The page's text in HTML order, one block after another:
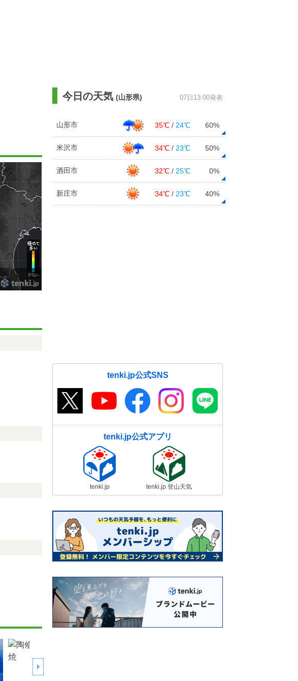
今日の天気 (山形県) 07日13:00発表
山形市 35℃ / 24℃ 60%
米沢市 34℃ / 23℃ 50%
酒田市 32℃ / 25℃ 0%
新庄市 34℃ / 23℃ 40%
tenki.jp公式SNS
tenki.jp公式アプリ
tenki.jp tenki.jp 登山天気